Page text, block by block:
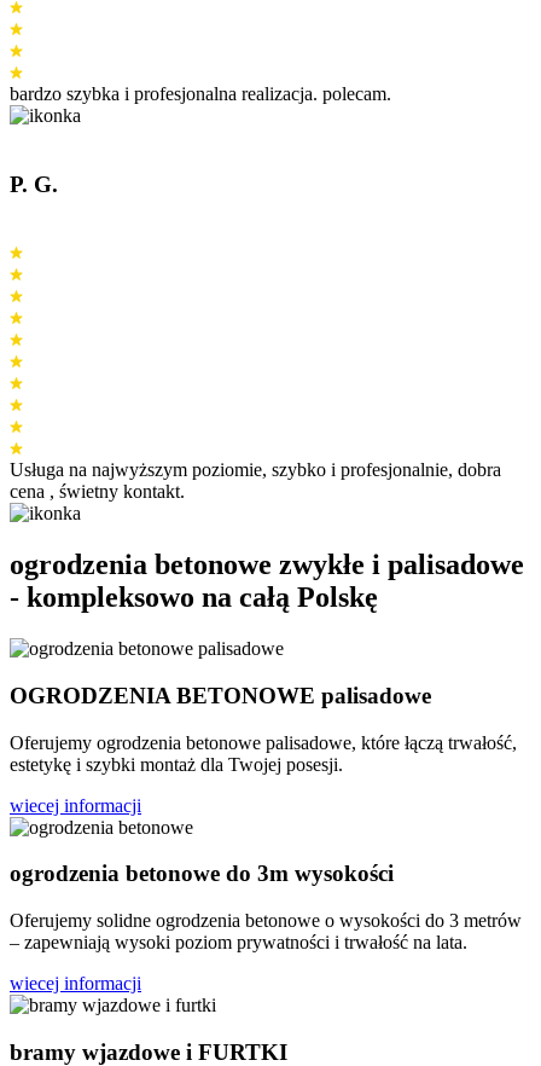
bardzo szybka i profesjonalna realizacja. polecam.
P. G.
Usługa na najwyższym poziomie, szybko i profesjonalnie, dobra
cena , świetny kontakt.
ogrodzenia betonowe zwykłe i palisadowe
- kompleksowo na całą Polskę
OGRODZENIA BETONOWE palisadowe
Oferujemy ogrodzenia betonowe palisadowe, które łączą trwałość,
estetykę i szybki montaż dla Twojej posesji.
wiecej informacji
ogrodzenia betonowe do 3m wysokości
Oferujemy solidne ogrodzenia betonowe o wysokości do 3 metrów
– zapewniają wysoki poziom prywatności i trwałość na lata.
wiecej informacji
bramy wjazdowe i FURTKI